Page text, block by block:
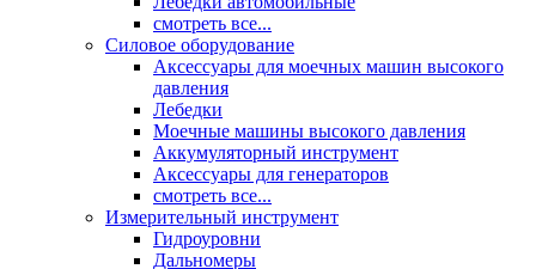
смотреть все...
Силовое оборудование
Аксессуары для моечных машин высокого
давления
Лебедки
Моечные машины высокого давления
Аккумуляторный инструмент
Аксессуары для генераторов
смотреть все...
Измерительный инструмент
Гидроуровни
Дальномеры